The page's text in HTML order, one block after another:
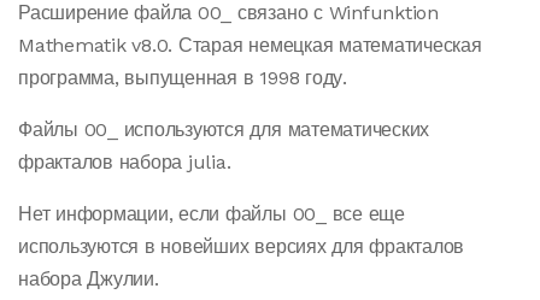
Расширение файла 00_ связано с Winfunktion
Mathematik v8.0. Старая немецкая математическая
программа, выпущенная в 1998 году.
Файлы 00_ используются для математических
фракталов набора julia.
Нет информации, если файлы 00_ все еще
используются в новейших версиях для фракталов
набора Джулии.